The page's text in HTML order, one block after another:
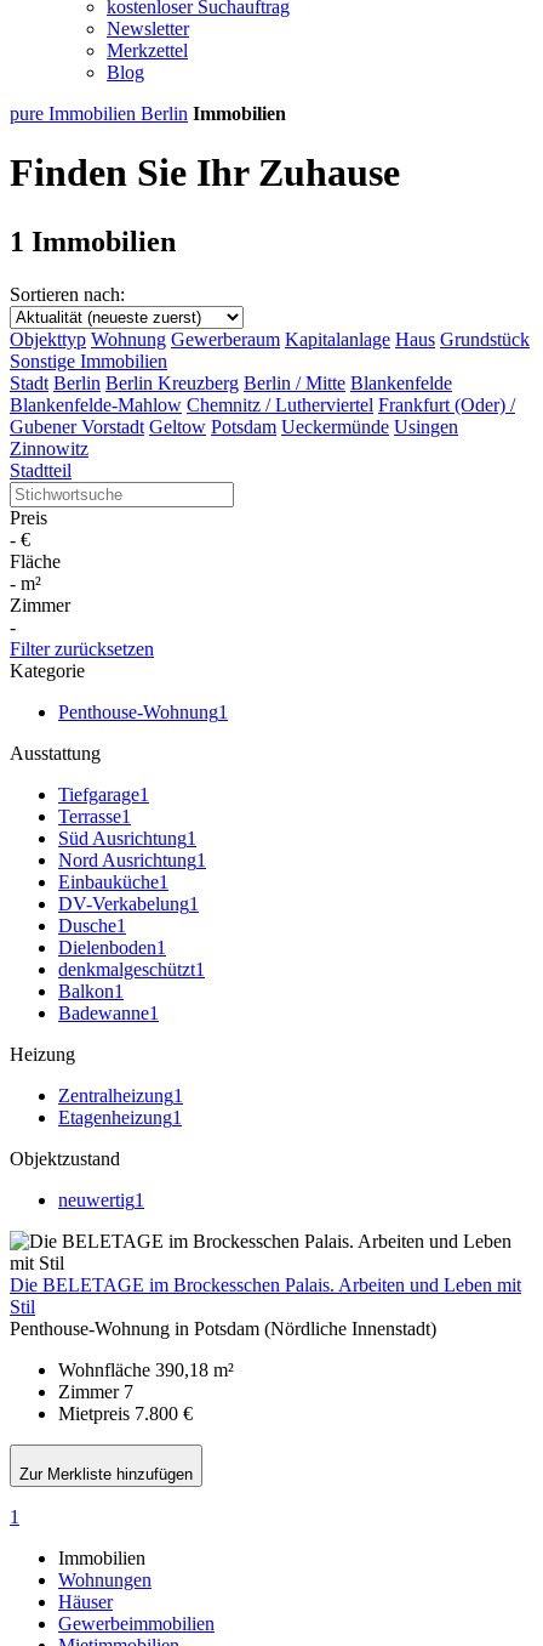
kostenloser Suchauftrag
Newsletter
Merkzettel
Blog
pure Immobilien Berlin Immobilien
Finden Sie Ihr Zuhause
1 Immobilien
Sortieren nach:
Objekttyp Wohnung Gewerberaum Kapitalanlage Haus Grundstück
Sonstige Immobilien
Stadt Berlin Berlin Kreuzberg Berlin / Mitte Blankenfelde
Blankenfelde-Mahlow Chemnitz / Lutherviertel Frankfurt (Oder) /
Gubener Vorstadt Geltow Potsdam Ueckermünde Usingen
Zinnowitz
Stadtteil
Preis
- €
Fläche
- m²
Zimmer
-
Filter zurücksetzen
Kategorie
Penthouse-Wohnung1
Ausstattung
Tiefgarage1
Terrasse1
Süd Ausrichtung1
Nord Ausrichtung1
Einbauküche1
DV-Verkabelung1
Dusche1
Dielenboden1
denkmalgeschützt1
Balkon1
Badewanne1
Heizung
Zentralheizung1
Etagenheizung1
Objektzustand
neuwertig1
Die BELETAGE im Brockesschen Palais. Arbeiten und Leben mit
Stil
Penthouse-Wohnung in Potsdam (Nördliche Innenstadt)
Wohnfläche 390,18 m²
Zimmer 7
Mietpreis 7.800 €
Zur Merkliste hinzufügen
1
Immobilien
Wohnungen
Häuser
Gewerbeimmobilien